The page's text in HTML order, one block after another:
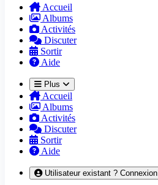
Accueil
Albums
Activités
Discuter
Sortir
Aide
Plus
Accueil
Albums
Activités
Discuter
Sortir
Aide
Utilisateur existant ? Connexion